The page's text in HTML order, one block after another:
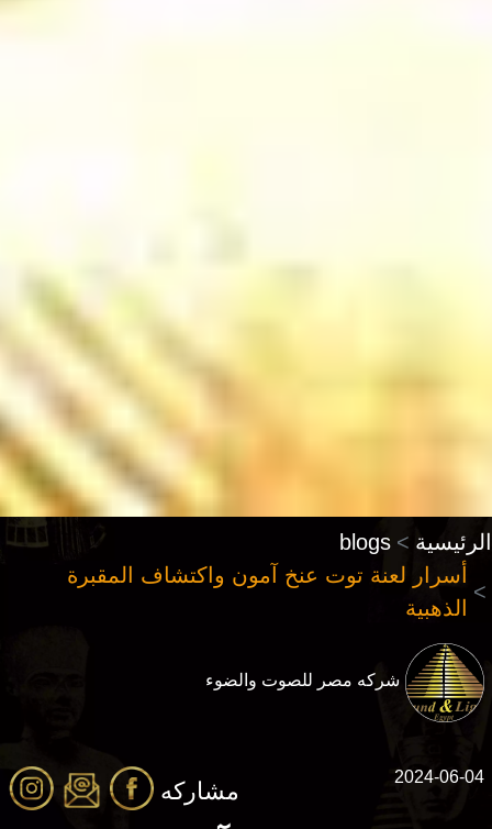
الرئيسية
blogs
أسرار لعنة توت عنخ آمون واكتشاف المقبرة
الذهبية
شركه مصر للصوت والضوء
2024-06-04
مشاركه